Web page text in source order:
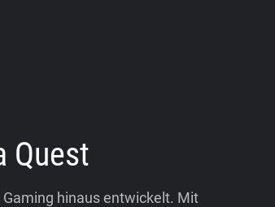
Quest
hinaus entwickelt. Mit